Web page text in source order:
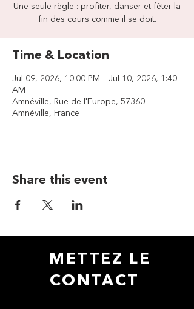
Une seule règle : profiter, danser et fêter la
fin des cours comme il se doit.
Time & Location
Jul 09, 2026, 10:00 PM – Jul 10, 2026, 1:40
AM
Amnéville, Rue de l'Europe, 57360
Amnéville, France
Share this event
METTEZ LE
CONTACT